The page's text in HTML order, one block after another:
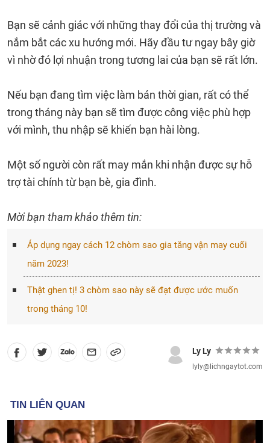
Bạn sẽ cảnh giác với những thay đổi của thị trường và
nắm bắt các xu hướng mới. Hãy đầu tư ngay bây giờ
vì nhờ đó lợi nhuận trong tương lai của bạn sẽ rất lớn.
Nếu bạn đang tìm việc làm bán thời gian, rất có thể
trong tháng này bạn sẽ tìm được công việc phù hợp
với mình, thu nhập sẽ khiến bạn hài lòng.
Một số người còn rất may mắn khi nhận được sự hỗ
trợ tài chính từ bạn bè, gia đình.
Mời bạn tham khảo thêm tin:
Áp dụng ngay cách 12 chòm sao gia tăng vận may cuối
năm 2023!
Thật ghen tị! 3 chòm sao này sẽ đạt được ước muốn
trong tháng 10!
Ly Ly
lyly@lichngaytot.com